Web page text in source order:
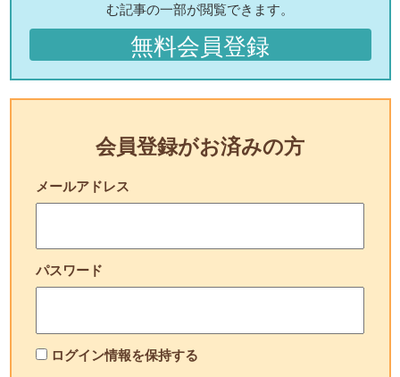
む記事の一部が閲覧できます。
無料会員登録
会員登録がお済みの方
メールアドレス
パスワード
ログイン情報を保持する